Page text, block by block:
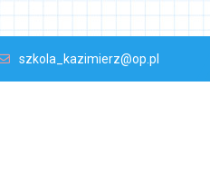
szkola_kazimierz@op.pl